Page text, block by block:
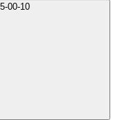
+7 (495) 015-00-10